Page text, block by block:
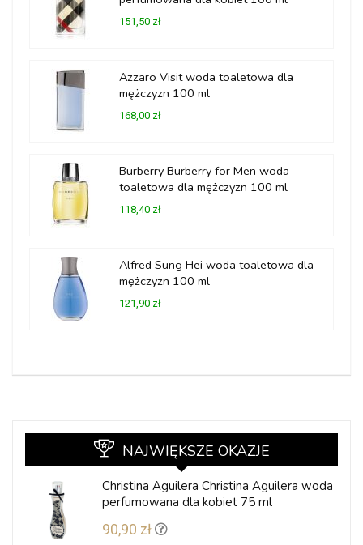
151,50 zł
Azzaro Visit woda toaletowa dla
mężczyzn 100 ml
168,00 zł
Burberry Burberry for Men woda
toaletowa dla mężczyzn 100 ml
118,40 zł
Alfred Sung Hei woda toaletowa dla
mężczyzn 100 ml
121,90 zł
NAJWIĘKSZE OKAZJE
Christina Aguilera Christina Aguilera woda
perfumowana dla kobiet 75 ml
90,90 zł